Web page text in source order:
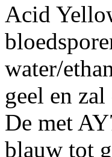
Acid
water/
geel en
De met
blauw tot